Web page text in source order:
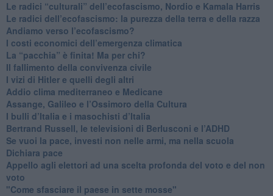
​Le radici “culturali” dell’ecofascismo, Nordio e Kamala Harris
Le radici dell’ecofascismo: la purezza della terra e della razza
Andiamo verso l’ecofascismo?
I costi economici dell’emergenza climatica
​La “pacchia” è finita! Ma per chi?
​Il fallimento della convivenza civile
​I vizi di Hitler e quelli degli altri
Addio clima mediterraneo e Medicane
​Assange, Galileo e l’Ossimoro della Cultura
​I bulli d’Italia e i masochisti d’Italia
​Bertrand Russell, le televisioni di Berlusconi e l’ADHD
​Se vuoi la pace, investi non nelle armi, ma nella scuola
​Dichiara pace
​Appello agli elettori ad una scelta profonda del voto e del non
voto
"Come sfasciare il paese in sette mosse"